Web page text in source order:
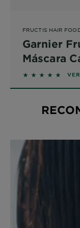
FRUCTIS HAIR
Garnier
Máscara
Banana
5 out of 5